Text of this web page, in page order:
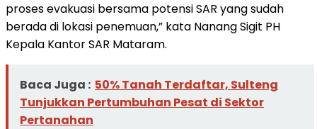
proses evakuasi bersama potensi SAR yang sudah
berada di lokasi penemuan,” kata Nanang Sigit PH
Kepala Kantor SAR Mataram.
Baca Juga : 50% Tanah Terdaftar, Sulteng
Tunjukkan Pertumbuhan Pesat di Sektor
Pertanahan